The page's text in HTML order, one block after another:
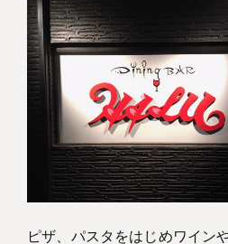
クルーシップ事務局
ピザ、パスタをはじめワイン